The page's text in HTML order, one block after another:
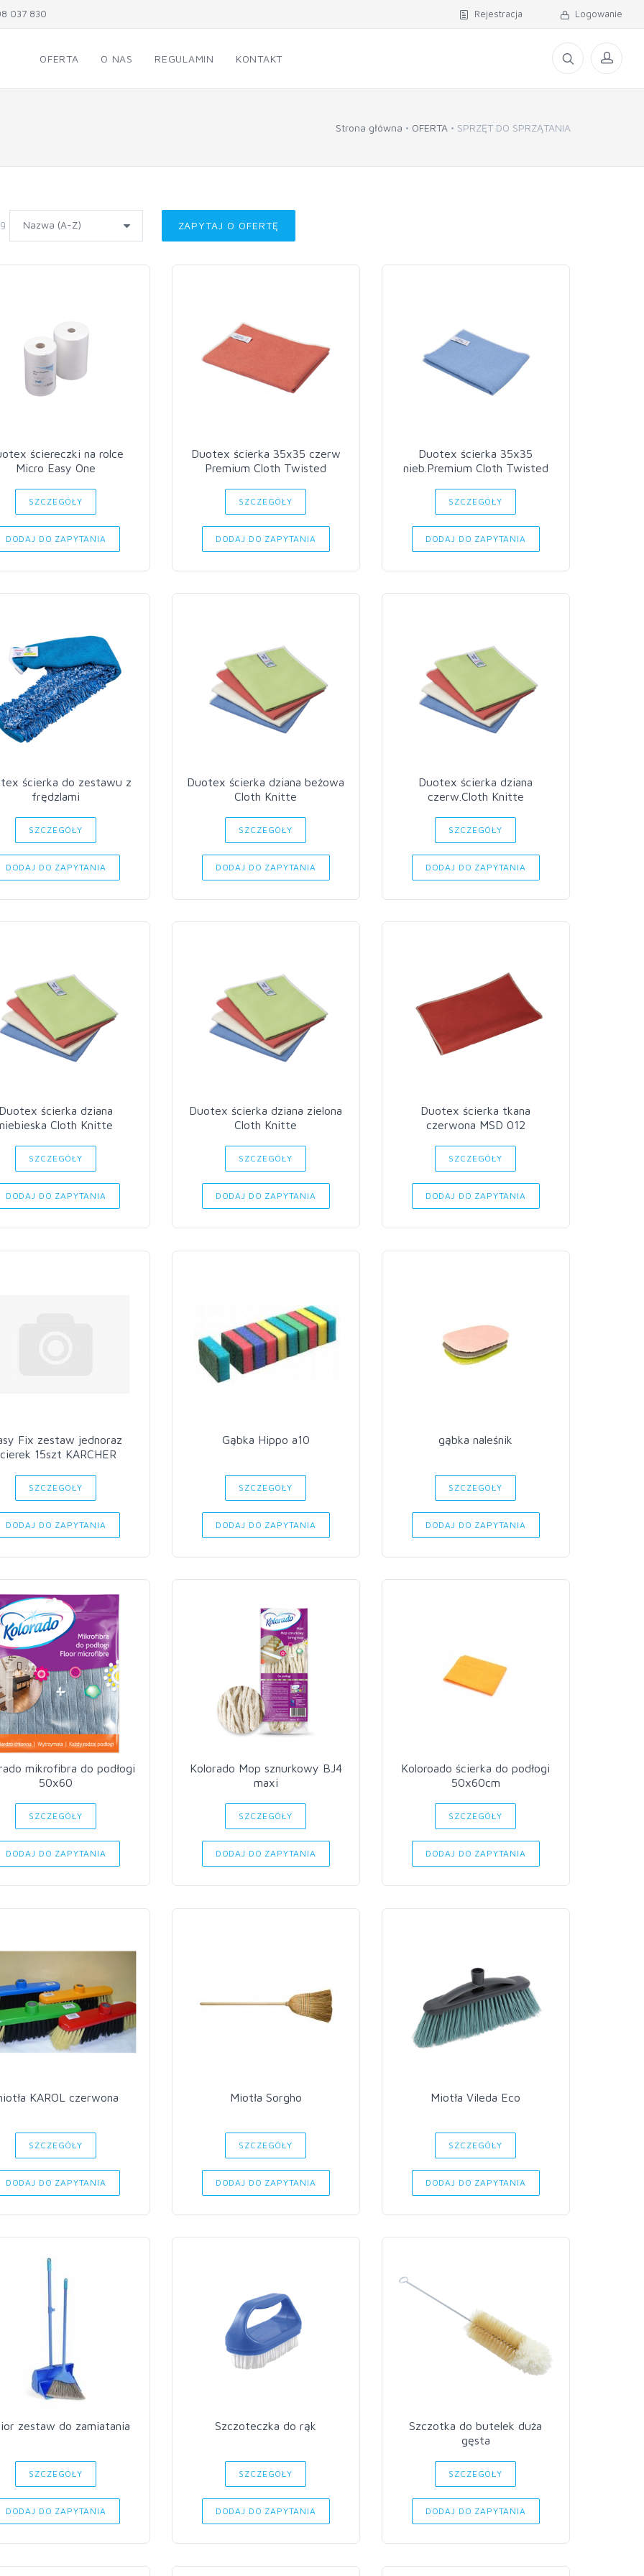
037 830 Rejestracja Logowanie
OFERTA O NAS REGULAMIN KONTAKT
Strona główna OFERTA SPRZĘT DO SPRZĄTANIA
ZAPYTAJ O OFERTĘ
ściereczki na rolce
Micro Easy One
SZCZEGÓŁY
DODAJ DO ZAPYTANIA
Duotex ścierka 35x35 czerw
Premium Cloth Twisted
SZCZEGÓŁY
DODAJ DO ZAPYTANIA
Duotex ścierka 35x35
nieb.Premium Cloth Twisted
SZCZEGÓŁY
DODAJ DO ZAPYTANIA
ścierka do zestawu z
frędzlami
SZCZEGÓŁY
DODAJ DO ZAPYTANIA
Duotex ścierka dziana beżowa
Cloth Knitte
SZCZEGÓŁY
DODAJ DO ZAPYTANIA
Duotex ścierka dziana
czerw.Cloth Knitte
SZCZEGÓŁY
DODAJ DO ZAPYTANIA
ścierka dziana
Cloth Knitte
SZCZEGÓŁY
DODAJ DO ZAPYTANIA
Duotex ścierka dziana zielona
Cloth Knitte
SZCZEGÓŁY
DODAJ DO ZAPYTANIA
Duotex ścierka tkana
czerwona MSD 012
SZCZEGÓŁY
DODAJ DO ZAPYTANIA
Fix zestaw jednoraz
15szt KARCHER
SZCZEGÓŁY
DODAJ DO ZAPYTANIA
Gąbka Hippo a10
SZCZEGÓŁY
DODAJ DO ZAPYTANIA
gąbka naleśnik
SZCZEGÓŁY
DODAJ DO ZAPYTANIA
mikrofibra do podłogi
50x60
SZCZEGÓŁY
DODAJ DO ZAPYTANIA
Kolorado Mop sznurkowy BJ4
maxi
SZCZEGÓŁY
DODAJ DO ZAPYTANIA
Koloroado ścierka do podłogi
50x60cm
SZCZEGÓŁY
DODAJ DO ZAPYTANIA
miotła KAROL czerwona
SZCZEGÓŁY
DODAJ DO ZAPYTANIA
Miotła Sorgho
SZCZEGÓŁY
DODAJ DO ZAPYTANIA
Miotła Vileda Eco
SZCZEGÓŁY
DODAJ DO ZAPYTANIA
zestaw do zamiatania
SZCZEGÓŁY
DODAJ DO ZAPYTANIA
Szczoteczka do rąk
SZCZEGÓŁY
DODAJ DO ZAPYTANIA
Szczotka do butelek duża
gęsta
SZCZEGÓŁY
DODAJ DO ZAPYTANIA